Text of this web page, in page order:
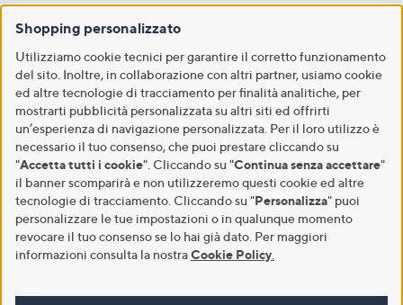
Shopping personalizzato
Utilizziamo cookie tecnici per garantire il corretto funzionamento
del sito. Inoltre, in collaborazione con altri partner, usiamo cookie
ed altre tecnologie di tracciamento per finalità analitiche, per
mostrarti pubblicità personalizzata su altri siti ed offrirti
un’esperienza di navigazione personalizzata. Per il loro utilizzo è
necessario il tuo consenso, che puoi prestare cliccando su
"Accetta tutti i cookie". Cliccando su "Continua senza accettare"
il banner scomparirà e non utilizzeremo questi cookie ed altre
tecnologie di tracciamento. Cliccando su "Personalizza" puoi
personalizzare le tue impostazioni o in qualunque momento
revocare il tuo consenso se lo hai già dato. Per maggiori
informazioni consulta la nostraCookie Policy